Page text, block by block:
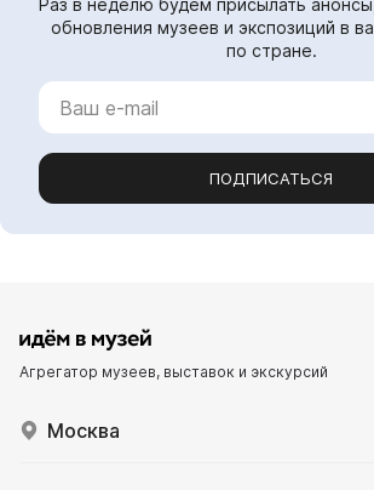
Раз в неделю будем присылать
обновления музеев и экспозиций в
по стране.
ПОДПИСАТЬСЯ
Агрегатор музеев, выставок и экскурсий
Москва